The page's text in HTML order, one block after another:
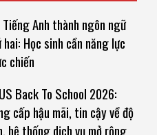
Tiếng Anh thành ngôn ngữ
hai: Học sinh cần năng lực
chiến
Back To School 2026:
cấp hậu mãi, tin cậy về độ
hệ thống dịch vụ mở rộng